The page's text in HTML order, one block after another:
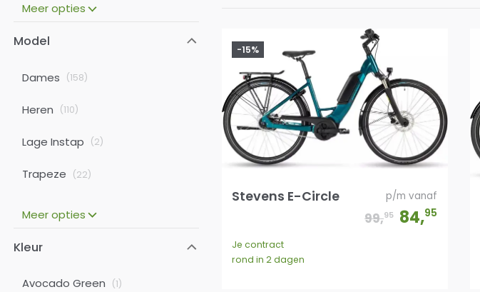
-15%
Stevens E-Circle p/m vanaf
99,95 84,95
Je contract
rond in 2 dagen
Meer opties
Model
Dames (158)
Heren (110)
Lage Instap (2)
Trapeze (22)
Meer opties
Kleur
Avocado Green (1)